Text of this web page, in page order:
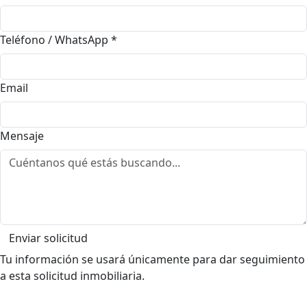
Teléfono / WhatsApp *
Email
Mensaje
Enviar solicitud
Tu información se usará únicamente para dar seguimiento
a esta solicitud inmobiliaria.